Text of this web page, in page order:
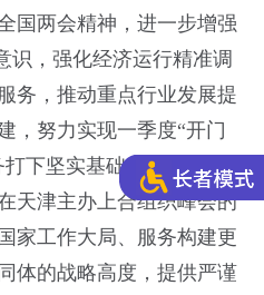
国两会精神，进一步增强
识，强化经济运行精准调
务，推动重点行业发展提
，努力实现一季度“开门
下坚实基础、提振必胜信
天津主办上合组织峰会的
家工作大局、服务构建更
体的战略高度，提供严谨